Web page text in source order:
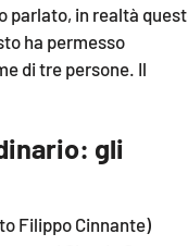
parlato, in realtà
ha permesso
di tre persone. Il
gli
Filippo Cinnante)